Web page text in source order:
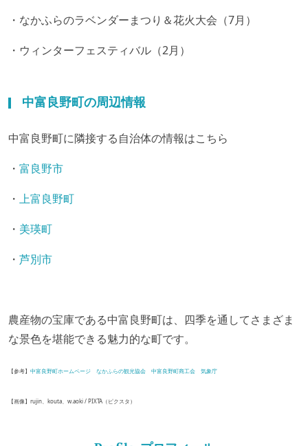
・なかふらのラベンダーまつり＆花火大会（7月）
・ウィンターフェスティバル（2月）
中富良野町の周辺情報
中富良野町に隣接する自治体の情報はこちら
・ 富良野市
・ 上富良野町
・ 美瑛町
・ 芦別市
農産物の宝庫である中富良野町は、四季を通してさまざま
な景色を堪能できる魅力的な町です。
【参考】 中富良野町ホームページ なかふらの観光協会 中富良野町商工会 気象庁
【画像】rujin、kouta、w.aoki / PIXTA（ピクスタ）